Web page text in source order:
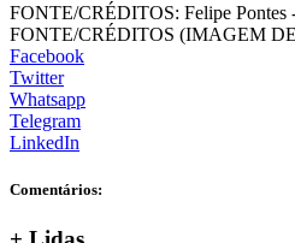
FONTE/CRÉDITOS: Felipe Pontes
FONTE/CRÉDITOS (IMAGEM
Facebook
Twitter
Whatsapp
Telegram
LinkedIn
Comentários: